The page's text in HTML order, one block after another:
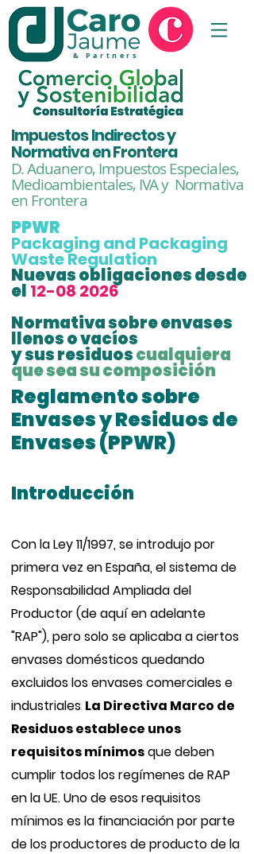
& Partners
Impuestos Indirectos y
Normativa en Frontera
D. Aduanero, Impuestos Especiales,
Medioambientales,IVA y Normativa
en Frontera
PPWR
Packaging and Packaging
Waste Regulation
Nuevas obligaciones desde
el 12-08 2026
Normativa sobreenvases
llenos o vacíos
y sus residuoscualquiera
que sea su composición
Reglamento sobre
Envases y Residuos de
Envases (PPWR)
Introducción
Con la Ley 11/1997, se introdujo por
primera vez en España, el sistema de
Responsabilidad Ampliada del
Productor (de aquí en adelante
"RAP"), pero solo se aplicaba a ciertos
envases domésticos quedando
excluidos los envases comerciales e
industriales. La Directiva Marco de
Residuos establece unos
requisitos mínimosque deben
cumplir todos los regímenes de RAP
en la UE. Uno de esos requisitos
mínimos es la financiación por parte
de los productores de producto de la